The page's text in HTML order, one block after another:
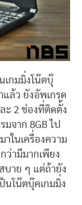
เกมมิ่งโน๊ตบุ๊
ล้ว ยังอัพเกรด
ะ 2 ช่องที่ติดตั้ง
มจาก 8GB ไป
าในเครื่องความ
ว่ามีมากเพียง
บาย ๆ แต่ถ้ายัง
นโน๊ตบุ๊คเกมมิ่ง